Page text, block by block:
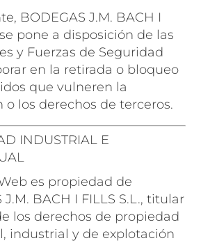
BODEGAS J.M. BACH I
se pone a disposición de las
y Fuerzas de Seguridad
en la retirada o bloqueo
que vulneren la
o los derechos de terceros.
INDUSTRIAL E
es propiedad de
J.M. BACH I FILLS S.L., titular
los derechos de propiedad
industrial y de explotación